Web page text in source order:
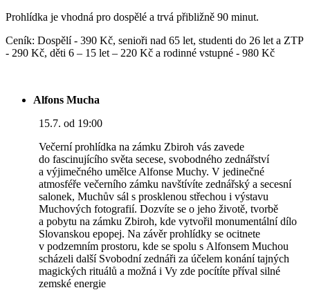
Prohlídka je vhodná pro dospělé a trvá přibližně 90 minut.
Ceník: Dospělí - 390 Kč, senioři nad 65 let, studenti do 26 let a ZTP
- 290 Kč, děti 6 – 15 let – 220 Kč a rodinné vstupné - 980 Kč
Alfons Mucha
15.7. od 19:00
Večerní prohlídka na zámku Zbiroh vás zavede
do fascinujícího světa secese, svobodného zednářství
a výjimečného umělce Alfonse Muchy. V jedinečné
atmosféře večerního zámku navštívíte zednářský a secesní
salonek, Muchův sál s prosklenou střechou i výstavu
Muchových fotografií. Dozvíte se o jeho životě, tvorbě
a pobytu na zámku Zbiroh, kde vytvořil monumentální dílo
Slovanskou epopej. Na závěr prohlídky se ocitnete
v podzemním prostoru, kde se spolu s Alfonsem Muchou
scházeli další Svobodní zednáři za účelem konání tajných
magických rituálů a možná i Vy zde pocítíte příval silné
zemské energie